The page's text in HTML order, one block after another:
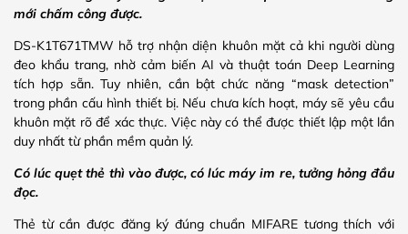
mới chấm công được.
DS-K1T671TMW hỗ trợ nhận diện khuôn mặt cả khi người dùng
đeo khẩu trang, nhờ cảm biến AI và thuật toán Deep Learning
tích hợp sẵn. Tuy nhiên, cần bật chức năng “mask detection”
trong phần cấu hình thiết bị. Nếu chưa kích hoạt, máy sẽ yêu cầu
khuôn mặt rõ để xác thực. Việc này có thể được thiết lập một lần
duy nhất từ phần mềm quản lý.
Có lúc quẹt thẻ thì vào được, có lúc máy im re, tưởng hỏng đầu
đọc.
Thẻ từ cần được đăng ký đúng chuẩn MIFARE tương thích với